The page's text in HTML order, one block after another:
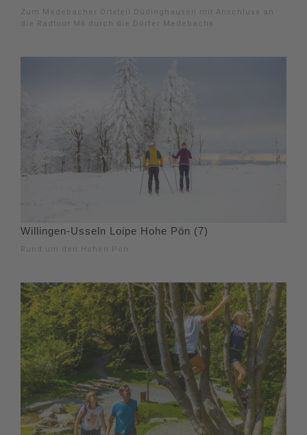
Zum Medebacher Ortsteil Düdinghausen mit Anschluss an
die Radtour M6 durch die Dörfer Medebachs
Willingen-Usseln Loipe Hohe Pön (7)
Rund um den Hohen Pön